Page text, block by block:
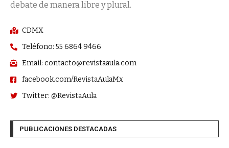
debate de manera libre y plural.
CDMX
Teléfono: 55 6864 9466
Email: contacto@revistaaula.com
facebook.com/RevistaAulaMx
Twitter: @RevistaAula
PUBLICACIONES DESTACADAS